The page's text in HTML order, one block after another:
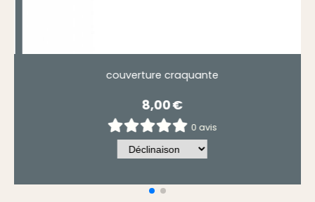
jouet coeur valeriane
3,50€
0 avis